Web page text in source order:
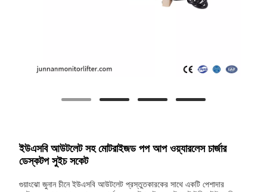
ইউএসবি আউটলেট সহ মোটরাইজড পপ আপ ওয়্যারলেস চার্জার
ডেস্কটপ সুইচ সকেট
গুয়াংঝো জুনান চীনে ইউএসবি আউটলেট প্রস্তুতকারকের সাথে একটি পেশাদার